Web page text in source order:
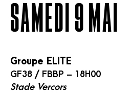
SAMEDI 9 MAI
Groupe ELITE
GF38 / FBBP – 18H00
Stade Vercors